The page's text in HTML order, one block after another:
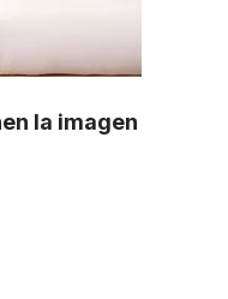
la imagen